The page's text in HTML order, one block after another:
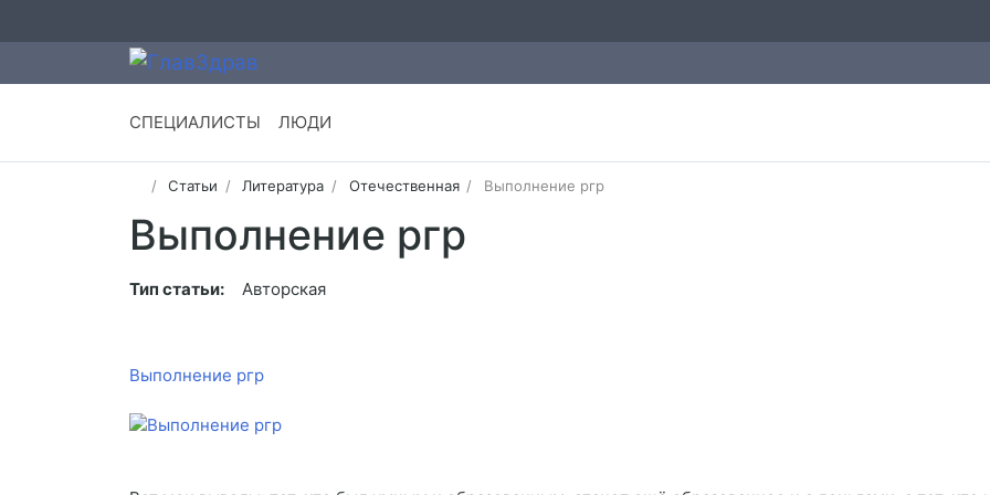
СПЕЦИАЛИСТЫ ЛЮДИ
Статьи Литература Отечественная Выполнение ргр
Выполнение ргр
Тип статьи: Авторская
Выполнение ргр